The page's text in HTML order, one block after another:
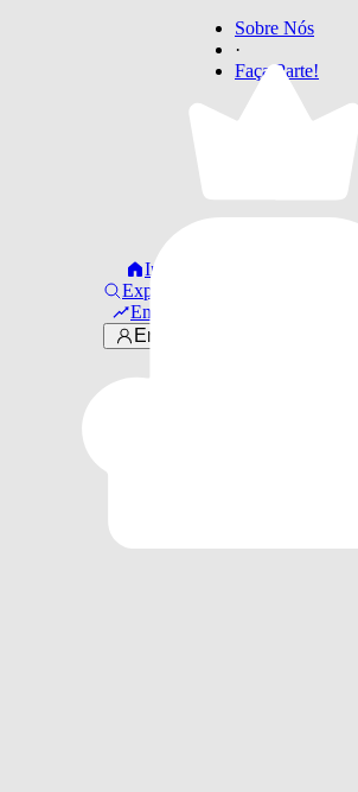
Início
Explorar
Em alta
Entrar
Sobre Nós
·
Faça Parte!